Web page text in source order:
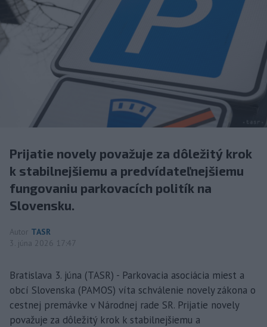
Prijatie novely považuje za dôležitý krok
k stabilnejšiemu a predvídateľnejšiemu
fungovaniu parkovacích politík na
Slovensku.
Autor TASR
3. júna 2026 17:47
Bratislava 3. júna (TASR) - Parkovacia asociácia miest a
obcí Slovenska (PAMOS) víta schválenie novely zákona o
cestnej premávke v Národnej rade SR. Prijatie novely
považuje za dôležitý krok k stabilnejšiemu a